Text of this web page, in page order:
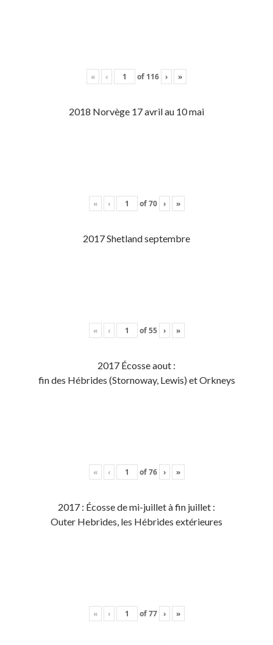
« ‹ of 116 › »
2018 Norvège 17 avril au 10 mai
« ‹ of70 › »
2017 Shetland septembre
« ‹ of55 › »
2017 Écosse aout :
fin des Hébrides (Stornoway, Lewis) et Orkneys
« ‹ of76 › »
2017 : Écosse de mi-juillet à fin juillet :
Outer Hebrides, les Hébrides extérieures
« ‹ of77 › »